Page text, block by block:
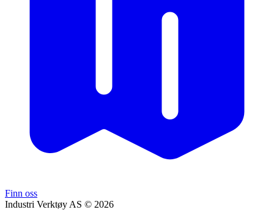
Industri Verktøy AS © 2026
Finn oss